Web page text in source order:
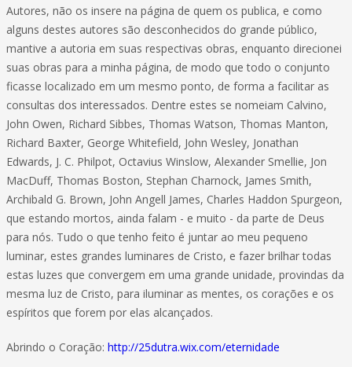
Autores, não os insere na página de quem os publica, e como
alguns destes autores são desconhecidos do grande público,
mantive a autoria em suas respectivas obras, enquanto direcionei
suas obras para a minha página, de modo que todo o conjunto
ficasse localizado em um mesmo ponto, de forma a facilitar as
consultas dos interessados. Dentre estes se nomeiam Calvino,
John Owen, Richard Sibbes, Thomas Watson, Thomas Manton,
Richard Baxter, George Whitefield, John Wesley, Jonathan
Edwards, J. C. Philpot, Octavius Winslow, Alexander Smellie, Jon
MacDuff, Thomas Boston, Stephan Charnock, James Smith,
Archibald G. Brown, John Angell James, Charles Haddon Spurgeon,
que estando mortos, ainda falam - e muito - da parte de Deus
para nós. Tudo o que tenho feito é juntar ao meu pequeno
luminar, estes grandes luminares de Cristo, e fazer brilhar todas
estas luzes que convergem em uma grande unidade, provindas da
mesma luz de Cristo, para iluminar as mentes, os corações e os
espíritos que forem por elas alcançados.
Abrindo o Coração: http://25dutra.wix.com/eternidade